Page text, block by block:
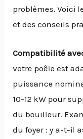
problèmes. Voici
et des conseils
Compatibilité
votre poêle est
puissance
10-12 kW pour
du bouilleur.
du foyer : y a-t-il